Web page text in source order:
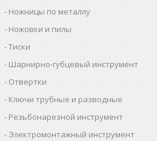
Ножницы по металлу
Ножовки и пилы
Тиски
Шарнирно-губцевый инструмент
Отвертки
Ключи трубные и разводные
Резьбонарезной инструмент
Электромонтажный инструмент